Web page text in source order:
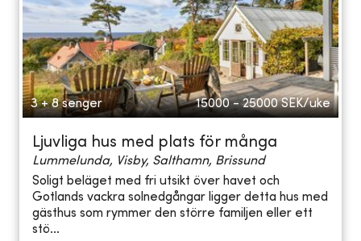
3 + 8 senger 15000 - 25000 SEK/uke
Ljuvliga hus med plats för många
Lummelunda, Visby, Salthamn, Brissund
Soligt beläget med fri utsikt över havet och
Gotlands vackra solnedgångar ligger detta hus med
gästhus som rymmer den större familjen eller ett
stö...